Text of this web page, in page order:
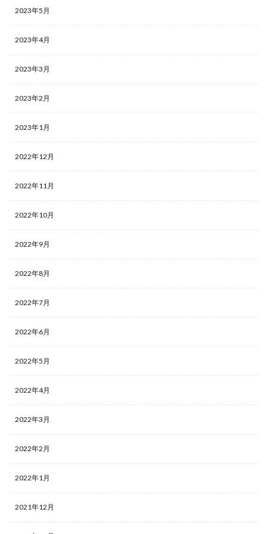
2023年5月
2023年4月
2023年3月
2023年2月
2023年1月
2022年12月
2022年11月
2022年10月
2022年9月
2022年8月
2022年7月
2022年6月
2022年5月
2022年4月
2022年3月
2022年2月
2022年1月
2021年12月